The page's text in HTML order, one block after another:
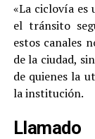
«La ciclovía es
el tránsito
estos canales
de la ciudad,
de quienes la
la institución.